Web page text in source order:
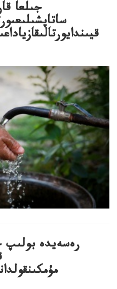
رەسەيدە بولىپ